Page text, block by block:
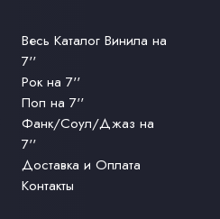
Весь Каталог Винила на
7''
Рок на 7''
Поп на 7''
Фанк/Соул/Джаз на
7''
Доставка и Оплата
Контакты